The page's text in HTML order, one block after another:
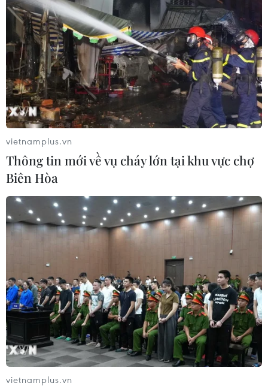
vietnamplus.vn
Thông tin mới về vụ cháy lớn tại khu vực chợ
Biên Hòa
vietnamplus.vn